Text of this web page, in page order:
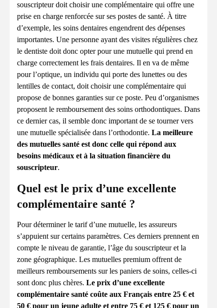
souscripteur doit choisir une complémentaire qui offre une
prise en charge renforcée sur ses postes de santé. À titre
d’exemple, les soins dentaires engendrent des dépenses
importantes. Une personne ayant des visites régulières chez
le dentiste doit donc opter pour une mutuelle qui prend en
charge correctement les frais dentaires. Il en va de même
pour l’optique, un individu qui porte des lunettes ou des
lentilles de contact, doit choisir une complémentaire qui
propose de bonnes garanties sur ce poste. Peu d’organismes
proposent le remboursement des soins orthodontiques. Dans
ce dernier cas, il semble donc important de se tourner vers
une mutuelle spécialisée dans l’orthodontie. La meilleure
des mutuelles santé est donc celle qui répond aux
besoins médicaux et à la situation financière du
souscripteur.
Quel est le prix d’une excellente
complémentaire santé ?
Pour déterminer le tarif d’une mutuelle, les assureurs
s’appuient sur certains paramètres. Ces derniers prennent en
compte le niveau de garantie, l’âge du souscripteur et la
zone géographique. Les mutuelles premium offrent de
meilleurs remboursements sur les paniers de soins, celles-ci
sont donc plus chères. Le prix d’une excellente
complémentaire santé coûte aux Français entre 25 € et
50 € pour un jeune adulte et entre 75 € et 125 € pour un